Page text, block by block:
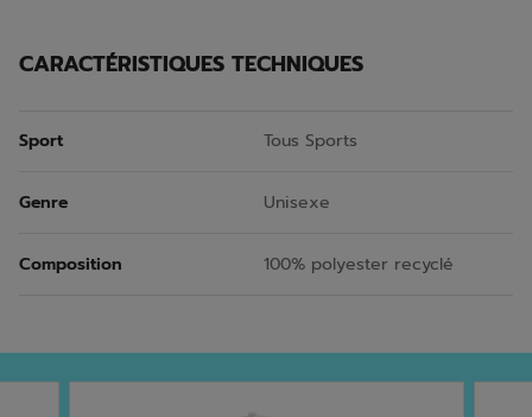
CARACTÉRISTIQUES TECHNIQUES
Sport Tous Sports
Genre Unisexe
Composition 100% polyester recyclé